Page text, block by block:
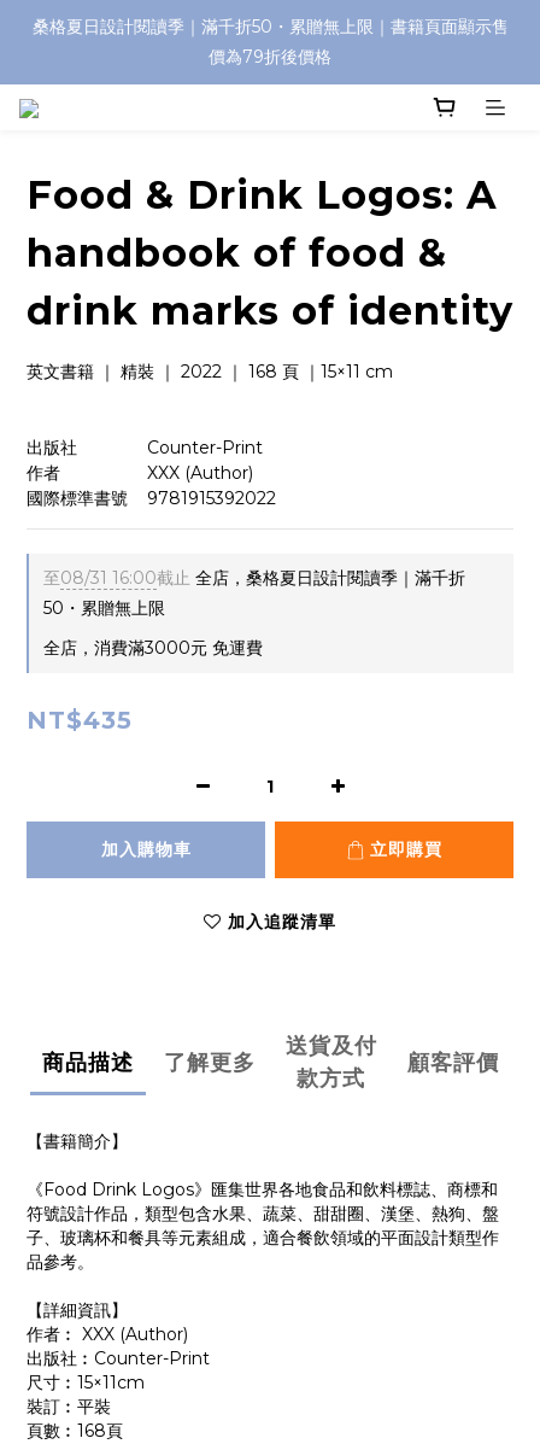
桑格夏日設計閱讀季｜滿千折50・累贈無上限｜書籍頁面顯示售
價為79折後價格
Food & Drink Logos: A
handbook of food &
drink marks of identity
英文書籍 ｜ 精裝 ｜ 2022 ｜ 168 頁 ｜15×11 cm
出版社　　　    Counter-Print
作者　　　　    XXX (Author)
國際標準書號    9781915392022
至08/31 16:00截止 全店，桑格夏日設計閱讀季｜滿千折
50・累贈無上限
全店，消費滿3000元 免運費
NT$435
加入購物車 立即購買
加入追蹤清單
商品描述 了解更多
送貨及付
款方式
顧客評價
【書籍簡介】
《Food Drink Logos》匯集世界各地食品和飲料標誌、商標和
符號設計作品，類型包含水果、蔬菜、甜甜圈、漢堡、熱狗、盤
子、玻璃杯和餐具等元素組成，適合餐飲領域的平面設計類型作
品參考。
【詳細資訊】
作者︰ XXX (Author)
出版社︰Counter-Print
尺寸︰15×11cm
裝訂︰平裝
頁數︰168頁